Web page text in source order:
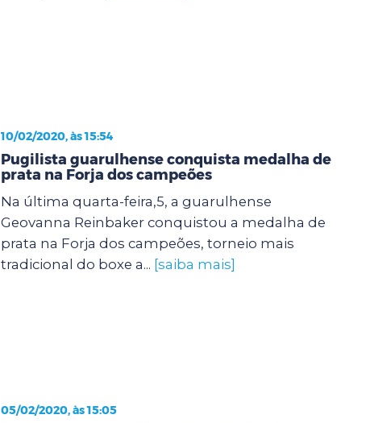
10/02/2020, às 15:54
Pugilista guarulhense conquista medalha de
prata na Forja dos campeões
Na última quarta-feira,5, a guarulhense
Geovanna Reinbaker conquistou a medalha de
prata na Forja dos campeões, torneio mais
tradicional do boxe a... [saiba mais]
05/02/2020, às 15:05